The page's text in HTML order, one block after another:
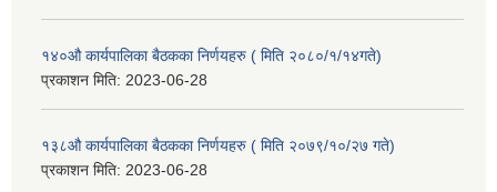
१४०औ कार्यपालिका बैठकका निर्णयहरु ( मिति २०८०/१/१४गते)
प्रकाशन मिति: 2023-06-28
१३८औ कार्यपालिका बैठकका निर्णयहरु ( मिति २०७९/१०/२७ गते)
प्रकाशन मिति: 2023-06-28